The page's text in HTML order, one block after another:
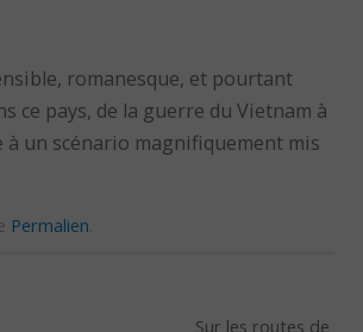
romanesque, et pourtant
ce pays, de la guerre du Vietnam à
à un scénario magnifiquement mis
Permalien
Sur les routes de